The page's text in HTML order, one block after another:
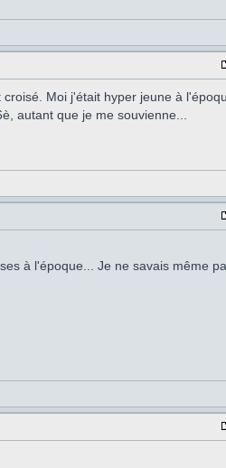
Moi j'était hyper jeune à
autant que je me souvienne...
à l'époque... Je ne savais même